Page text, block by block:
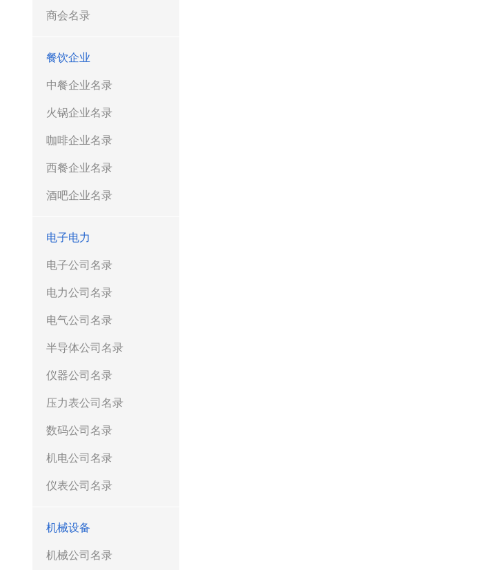
商会名录
餐饮企业
中餐企业名录
火锅企业名录
咖啡企业名录
西餐企业名录
酒吧企业名录
电子电力
电子公司名录
电力公司名录
电气公司名录
半导体公司名录
仪器公司名录
压力表公司名录
数码公司名录
机电公司名录
仪表公司名录
机械设备
机械公司名录